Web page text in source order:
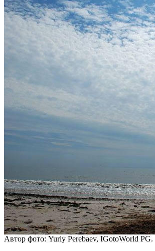
Автор фото: Yuriy Perebaev, IGotoWorld PG.